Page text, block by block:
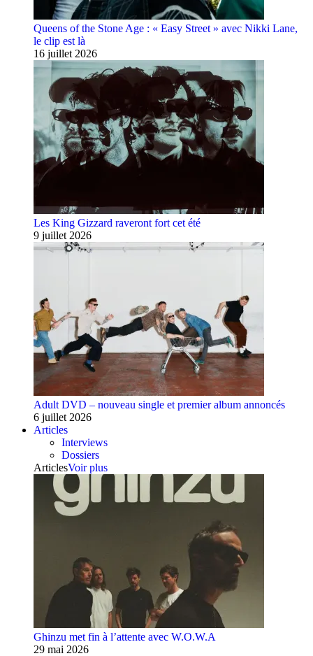
Queens of the Stone Age : « Easy Street » avec Nikki Lane,
le clip est là
16 juillet 2026
Les King Gizzard raveront fort cet été
9 juillet 2026
Adult DVD – nouveau single et premier album annoncés
6 juillet 2026
Articles
Interviews
Dossiers
ArticlesVoir plus
Ghinzu met fin à l’attente avec W.O.W.A
29 mai 2026